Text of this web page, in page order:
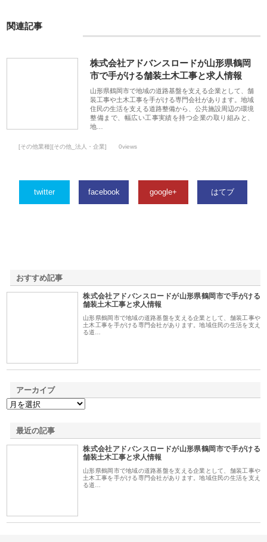
関連記事
株式会社アドバンスロードが山形県鶴岡
市で手がける舗装土木工事と求人情報
山形県鶴岡市で地域の道路基盤を支える企業として、舗
装工事や土木工事を手がける専門会社があります。地域
住民の生活を支える道路整備から、公共施設周辺の環境
整備まで、幅広い工事実績を持つ企業の取り組みと、
地…
[その他業種][その他_法人・企業] 0views
twitter facebook google+ はてブ
おすすめ記事
株式会社アドバンスロードが山形県鶴岡市で手がける
舗装土木工事と求人情報
山形県鶴岡市で地域の道路基盤を支える企業として、舗装工事や
土木工事を手がける専門会社があります。地域住民の生活を支え
る道…
アーカイブ
最近の記事
株式会社アドバンスロードが山形県鶴岡市で手がける
舗装土木工事と求人情報
山形県鶴岡市で地域の道路基盤を支える企業として、舗装工事や
土木工事を手がける専門会社があります。地域住民の生活を支え
る道…